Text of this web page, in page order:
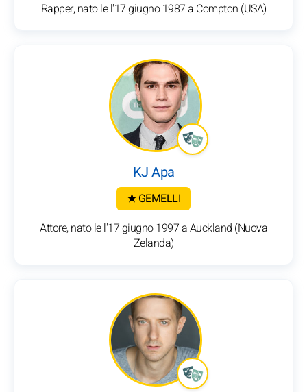
Rapper, nato le l'17 giugno 1987 a Compton (USA)
KJ Apa
★ GEMELLI
Attore, nato le l'17 giugno 1997 a Auckland (Nuova
Zelanda)